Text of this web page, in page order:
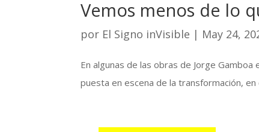
Vemos menos de lo
por El Signo inVisible | May 24,
En algunas de las obras de Jorge
puesta en escena de la transformación,